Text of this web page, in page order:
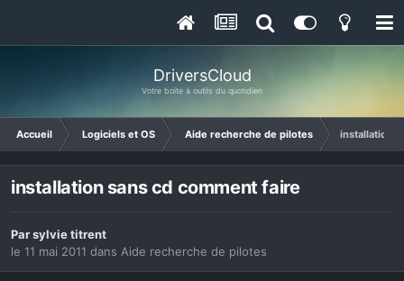
DriversCloud
Votre boite à outils du quotidien
Accueil Logiciels et OS Aide recherche de pilotes installation
installation sans cd comment faire
Parsylvie titrent
le 11 mai 2011 dans Aide recherche de pilotes